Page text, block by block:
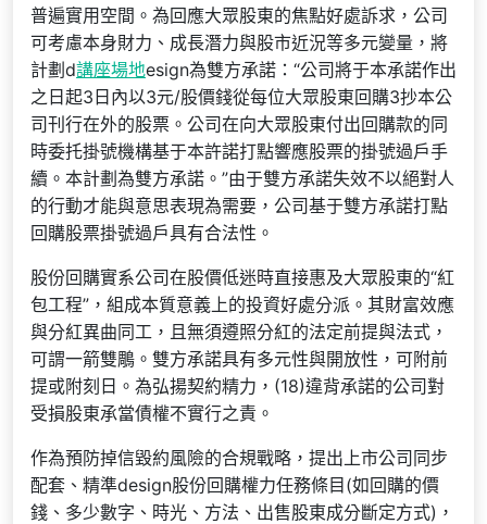
普遍實用空間。為回應大眾股東的焦點好處訴求，公司
可考慮本身財力、成長潛力與股市近況等多元變量，將
計劃d講座場地esign為雙方承諾：“公司將于本承諾作出
之日起3日內以3元/股價錢從每位大眾股東回購3抄本公
司刊行在外的股票。公司在向大眾股東付出回購款的同
時委托掛號機構基于本許諾打點響應股票的掛號過戶手
續。本計劃為雙方承諾。”由于雙方承諾失效不以絕對人
的行動才能與意思表現為需要，公司基于雙方承諾打點
回購股票掛號過戶具有合法性。
股份回購實系公司在股價低迷時直接惠及大眾股東的“紅
包工程”，組成本質意義上的投資好處分派。其財富效應
與分紅異曲同工，且無須遵照分紅的法定前提與法式，
可謂一箭雙鵰。雙方承諾具有多元性與開放性，可附前
提或附刻日。為弘揚契約精力，(18)違背承諾的公司對
受損股東承當債權不實行之責。
作為預防掉信毀約風險的合規戰略，提出上市公司同步
配套、精準design股份回購權力任務條目(如回購的價
錢、多少數字、時光、方法、出售股東成分斷定方式)，